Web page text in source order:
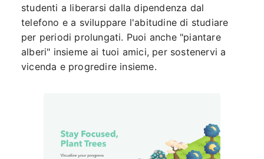
studenti a liberarsi dalla dipendenza dal
telefono e a sviluppare l'abitudine di studiare
per periodi prolungati. Puoi anche "piantare
alberi" insieme ai tuoi amici, per sostenervi a
vicenda e progredire insieme.